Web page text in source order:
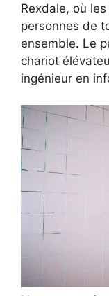
Rexdale, où
personnes de
ensemble. Le
chariot
ingénieur en